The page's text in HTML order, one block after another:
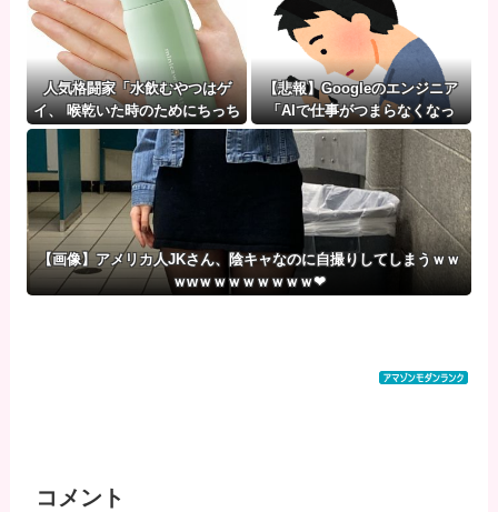
人気格闘家「水飲むやつはゲ
イ、 喉乾いた時のためにちっち
ゃいゲイ水筒持ち歩くとか。」
【悲報】Googleのエンジニア
「AIで仕事がつまらなくなっ
た」
【画像】アメリカ人JKさん、陰キャなのに自撮りしてしまうｗｗ
ｗwｗｗｗｗｗｗｗｗ❤
コメント